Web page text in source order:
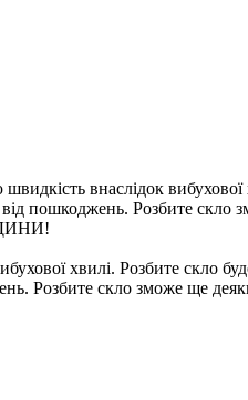
внаслідок вибухової
пошкоджень. Розбите скло
хвилі. Розбите скло буде
Розбите скло зможе ще